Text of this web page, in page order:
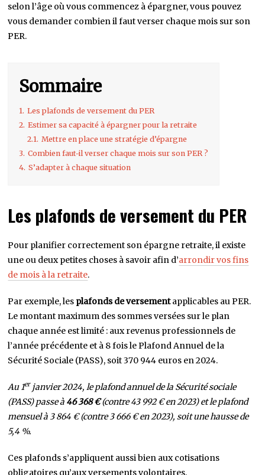
selon l’âge où vous commencez à épargner, vous pouvez
vous demander combien il faut verser chaque mois sur son
PER.
Sommaire
1. Les plafonds de versement du PER
2. Estimer sa capacité à épargner pour la retraite
2.1. Mettre en place une stratégie d’épargne
3. Combien faut-il verser chaque mois sur son PER ?
4. S’adapter à chaque situation
Les plafonds de versement du PER
Pour planifier correctement son épargne retraite, il existe
une ou deux petites choses à savoir afin d’arrondir vos fins
de mois à la retraite.
Par exemple, les plafonds de versementapplicables au PER.
Le montant maximum des sommes versées sur le plan
chaque année est limité : aux revenus professionnels de
l’année précédente et à 8 fois le Plafond Annuel de la
Sécurité Sociale (PASS), soit 370 944 euros en 2024.
Au 1erjanvier 2024, le plafond annuel de la Sécurité sociale
(PASS) passe à 46 368 €(contre 43 992 € en 2023) et le plafond
mensuel à 3 864 € (contre 3 666 € en 2023), soit une hausse de
5,4 %.
Ces plafonds s’appliquent aussi bien aux cotisations
obligatoires qu’aux versements volontaires.